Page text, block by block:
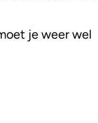
je weer wel